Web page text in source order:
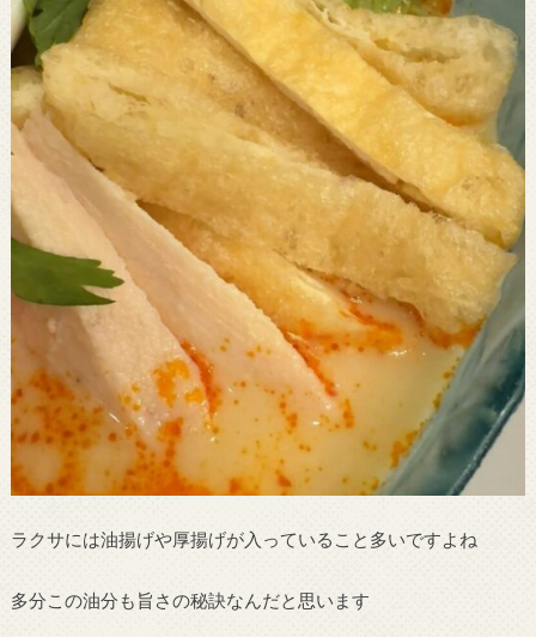
ラクサには油揚げや厚揚げが入っていること多いですよね
多分この油分も旨さの秘訣なんだと思います